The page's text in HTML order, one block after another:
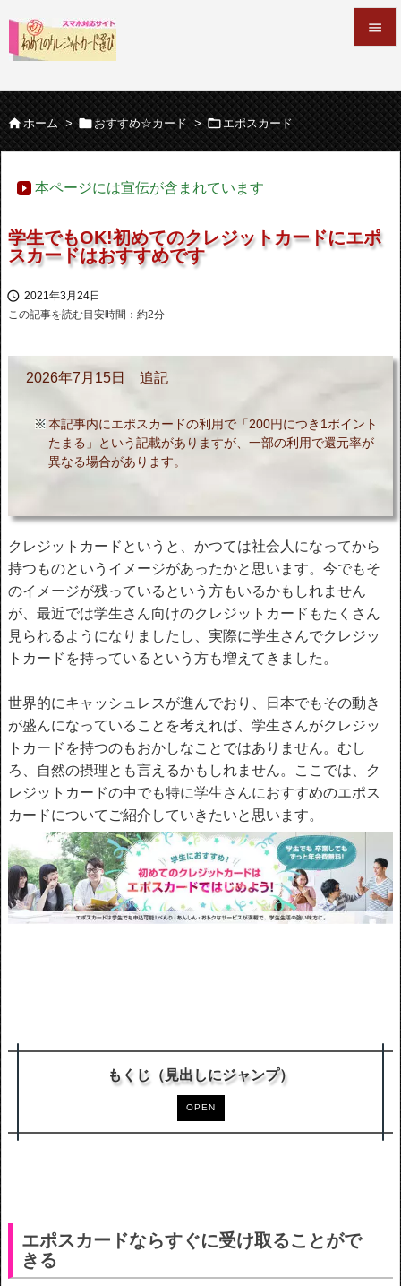


サイド
次へ
ホーム >  おすすめ☆カード > エポスカード
本ページには宣伝が含まれています
学生でもOK!初めてのクレジットカードにエポ
スカードはおすすめです
 2021年3月24日
この記事を読む目安時間：約2分
2026年7月15日 追記
本記事内にエポスカードの利用で「200円につき1ポイント
たまる」という記載がありますが、一部の利用で還元率が
異なる場合があります。
クレジットカードというと、かつては社会人になってから
持つものというイメージがあったかと思います。今でもそ
のイメージが残っているという方もいるかもしれません
が、最近では学生さん向けのクレジットカードもたくさん
見られるようになりましたし、実際に学生さんでクレジッ
トカードを持っているという方も増えてきました。
世界的にキャッシュレスが進んでおり、日本でもその動き
が盛んになっていることを考えれば、学生さんがクレジッ
トカードを持つのもおかしなことではありません。むし
ろ、自然の摂理とも言えるかもしれません。ここでは、ク
レジットカードの中でも特に学生さんにおすすめのエポス
カードについてご紹介していきたいと思います。
OPEN
もくじ（見出しにジャンプ）
エポスカードならすぐに受け取ることがで
きる